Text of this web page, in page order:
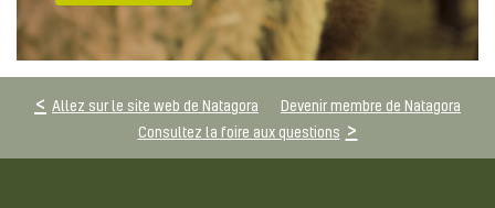
Allez sur le site web de Natagora
Devenir membre de Natagora
Consultez la foire aux questions